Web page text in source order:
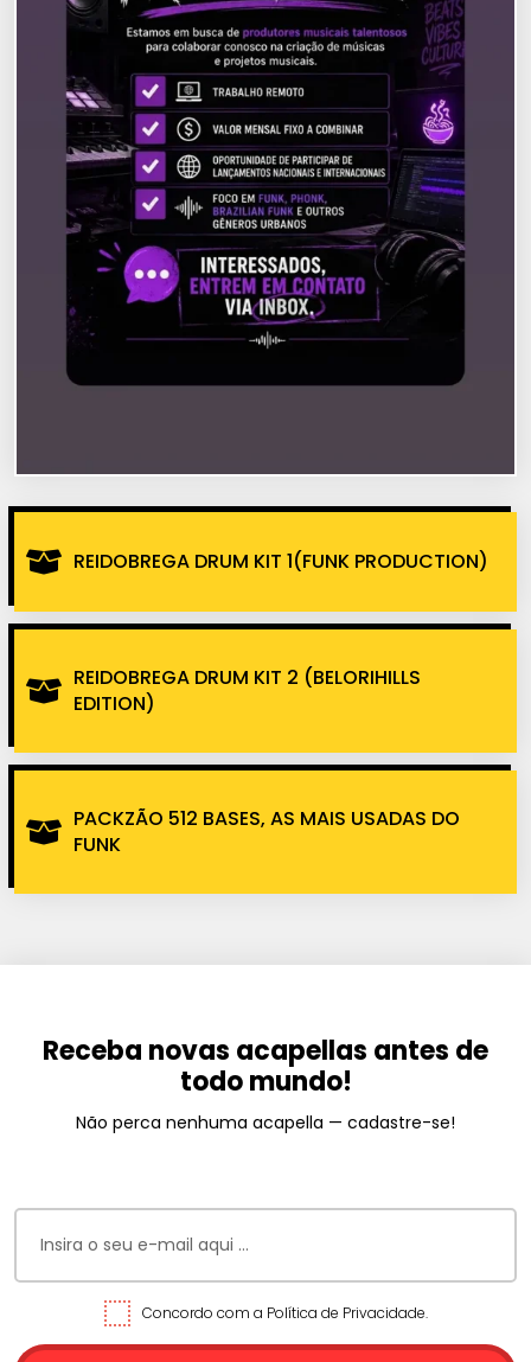
REIDOBREGA DRUM KIT 1(FUNK PRODUCTION)
REIDOBREGA DRUM KIT 2 (BELORIHILLS
EDITION)
PACKZÃO 512 BASES, AS MAIS USADAS DO
FUNK
Receba novas acapellas antes de
todo mundo!
Não perca nenhuma acapella — cadastre-se!
Concordo com a Política de Privacidade.